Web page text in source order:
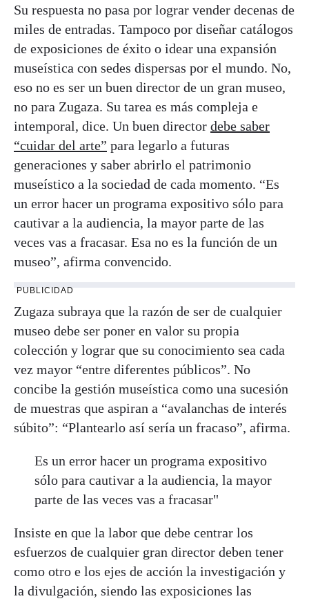
Su respuesta no pasa por lograr vender decenas de
miles de entradas. Tampoco por diseñar catálogos
de exposiciones de éxito o idear una expansión
museística con sedes dispersas por el mundo. No,
eso no es ser un buen director de un gran museo,
no para Zugaza. Su tarea es más compleja e
intemporal, dice. Un buen director debe saber
“cuidar del arte” para legarlo a futuras
generaciones y saber abrirlo el patrimonio
museístico a la sociedad de cada momento. “Es
un error hacer un programa expositivo sólo para
cautivar a la audiencia, la mayor parte de las
veces vas a fracasar. Esa no es la función de un
museo”, afirma convencido.
PUBLICIDAD
Zugaza subraya que la razón de ser de cualquier
museo debe ser poner en valor su propia
colección y lograr que su conocimiento sea cada
vez mayor “entre diferentes públicos”. No
concibe la gestión museística como una sucesión
de muestras que aspiran a “avalanchas de interés
súbito”: “Plantearlo así sería un fracaso”, afirma.
Es un error hacer un programa expositivo
sólo para cautivar a la audiencia, la mayor
parte de las veces vas a fracasar"
Insiste en que la labor que debe centrar los
esfuerzos de cualquier gran director deben tener
como otro e los ejes de acción la investigación y
la divulgación, siendo las exposiciones las